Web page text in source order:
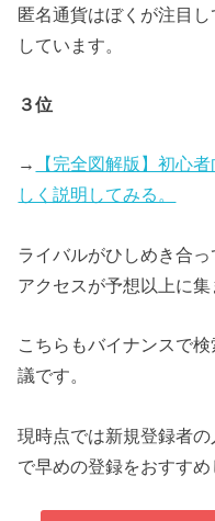
匿名通貨はぼくが注目
しています。
３位
→
【完全図解版】初心
しく説明してみる。
ライバルがひしめき合
アクセスが予想以上に集
こちらもバイナンスで
議です。
現時点では新規登録者
で早めの登録をおすすめ